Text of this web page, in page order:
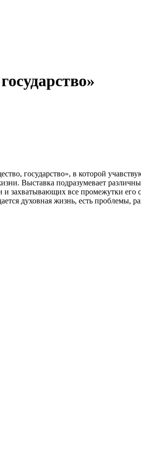
государство», в которой
Выставка подразумевает
захватывающих все промежутки
духовная жизнь, есть проблемы,